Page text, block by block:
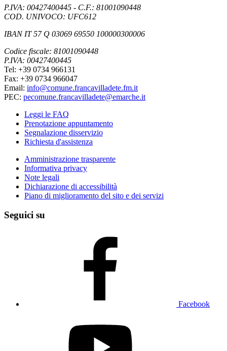
P.IVA: 00427400445 - C.F.: 81001090448
COD. UNIVOCO: UFC612
IBAN IT 57 Q 03069 69550 100000300006
Codice fiscale: 81001090448
P.IVA: 00427400445
Tel: +39 0734 966131
Fax: +39 0734 966047
Email: info@comune.francavilladete.fm.it
PEC: pecomune.francavilladete@emarche.it
Leggi le FAQ
Prenotazione appuntamento
Segnalazione disservizio
Richiesta d'assistenza
Amministrazione trasparente
Informativa privacy
Note legali
Dichiarazione di accessibilità
Piano di miglioramento del sito e dei servizi
Seguici su
Facebook